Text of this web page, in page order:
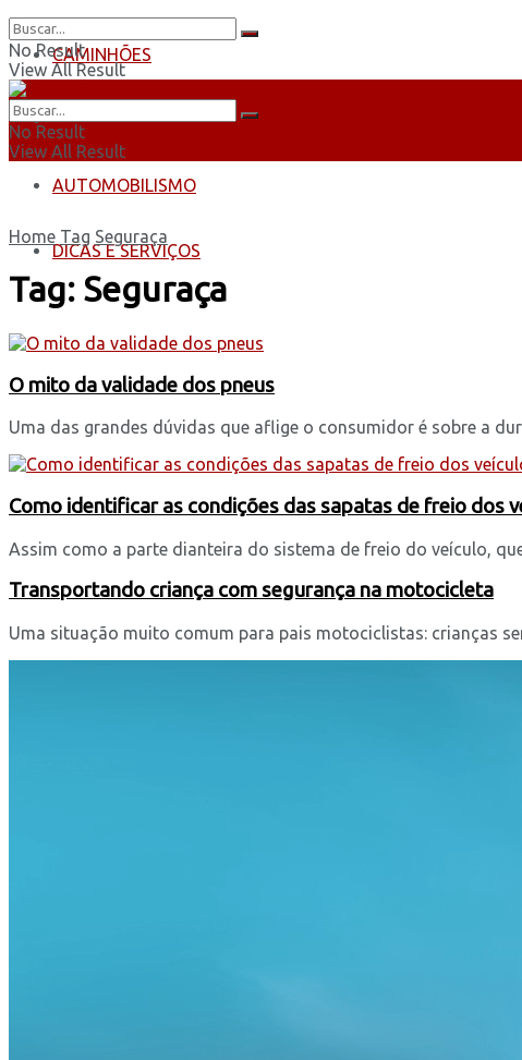
CAMINHÕES
ÔNIBUS
AUTOMOBILISMO
DICAS E SERVIÇOS
No Result
View All Result
No Result
View All Result
Home Tag Seguraça
Tag: Seguraça
O mito da validade dos pneus
Uma das grandes dúvidas que aflige o consumidor é sobre a
Como identificar as condições das sapatas de freio dos
Assim como a parte dianteira do sistema de freio do veículo,
Transportando criança com segurança na motocicleta
Uma situação muito comum para pais motociclistas: crianças